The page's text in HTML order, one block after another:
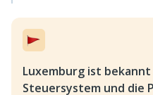
Luxemburg ist
Steuersystem und die